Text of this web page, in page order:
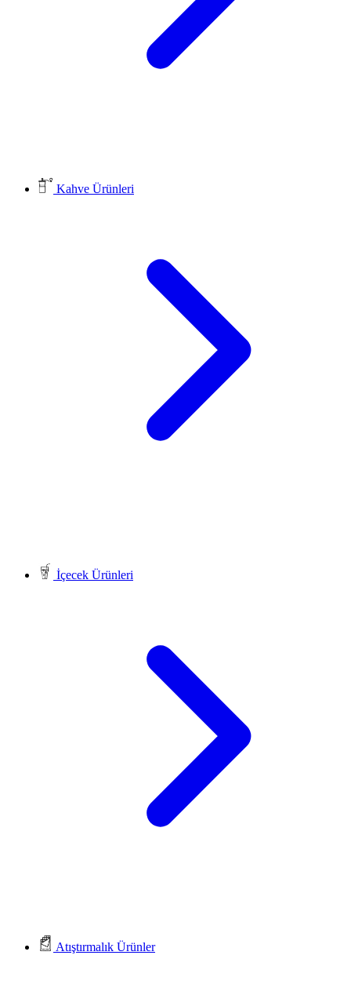
Kahve Ürünleri
İçecek Ürünleri
Atıştırmalık Ürünler